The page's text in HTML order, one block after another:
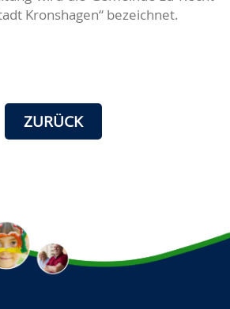
Kronshagen“ bezeichnet.
ZURÜCK